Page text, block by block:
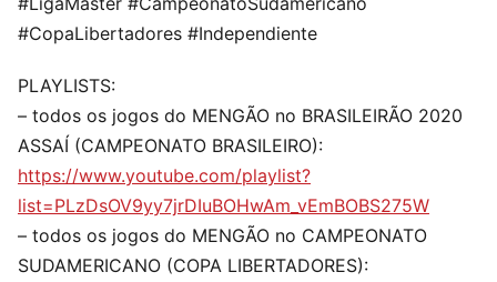
#CopaLibertadores #Independiente
PLAYLISTS:
– todos os jogos do MENGÃO no BRASILEIRÃO 2020
ASSAÍ (CAMPEONATO BRASILEIRO):
https://www.youtube.com/playlist?
list=PLzDsOV9yy7jrDIuBOHwAm_vEmBOBS275W
– todos os jogos do MENGÃO no CAMPEONATO
SUDAMERICANO (COPA LIBERTADORES):